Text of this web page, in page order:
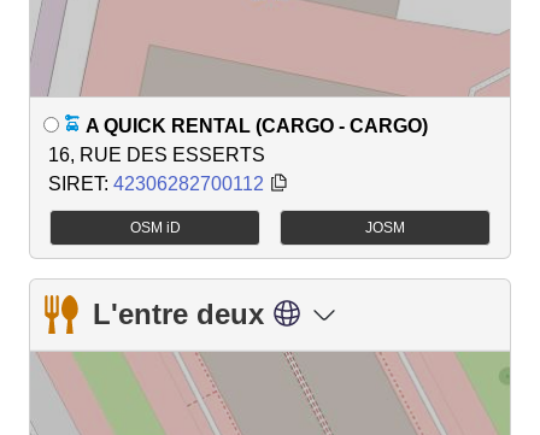
A QUICK RENTAL (CARGO - CARGO)
16, RUE DES ESSERTS
SIRET: 42306282700112
OSM iD JOSM
L'entre deux